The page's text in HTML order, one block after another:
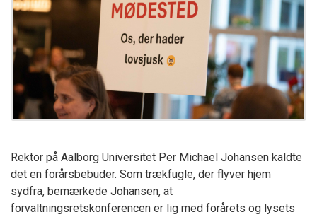
Rektor på Aalborg Universitet Per Michael Johansen kaldte
det en forårsbebuder. Som trækfugle, der flyver hjem
sydfra, bemærkede Johansen, at
forvaltningsretskonferencen er lig med forårets og lysets